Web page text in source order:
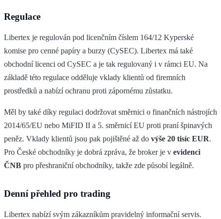
Regulace
Libertex je regulován pod licenčním číslem 164/12 Kyperské
komise pro cenné papíry a burzy (CySEC). Libertex má také
obchodní licenci od CySEC a je tak regulovaný i v rámci EU. Na
základě této regulace odděluje vklady klientů od firemních
prostředků a nabízí ochranu proti zápornému zůstatku.
Měl by také díky regulaci dodržovat směrnici o finančních nástrojích
2014/65/EU nebo MiFID II a 5. směrnicí EU proti praní špinavých
peněz. Vklady klientů jsou pak pojištěné až do výše 20 tisíc EUR.
Pro České obchodníky je dobrá zpráva, že broker je v evidenci
ČNB pro přeshraniční obchodníky, takže zde působí legálně.
Denní přehled pro trading
Libertex nabízí svým zákazníkům pravidelný informační servis.